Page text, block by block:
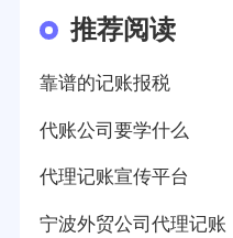
推荐阅读
靠谱的记账报税
代账公司要学什么
代理记账宣传平台
宁波外贸公司代理记账